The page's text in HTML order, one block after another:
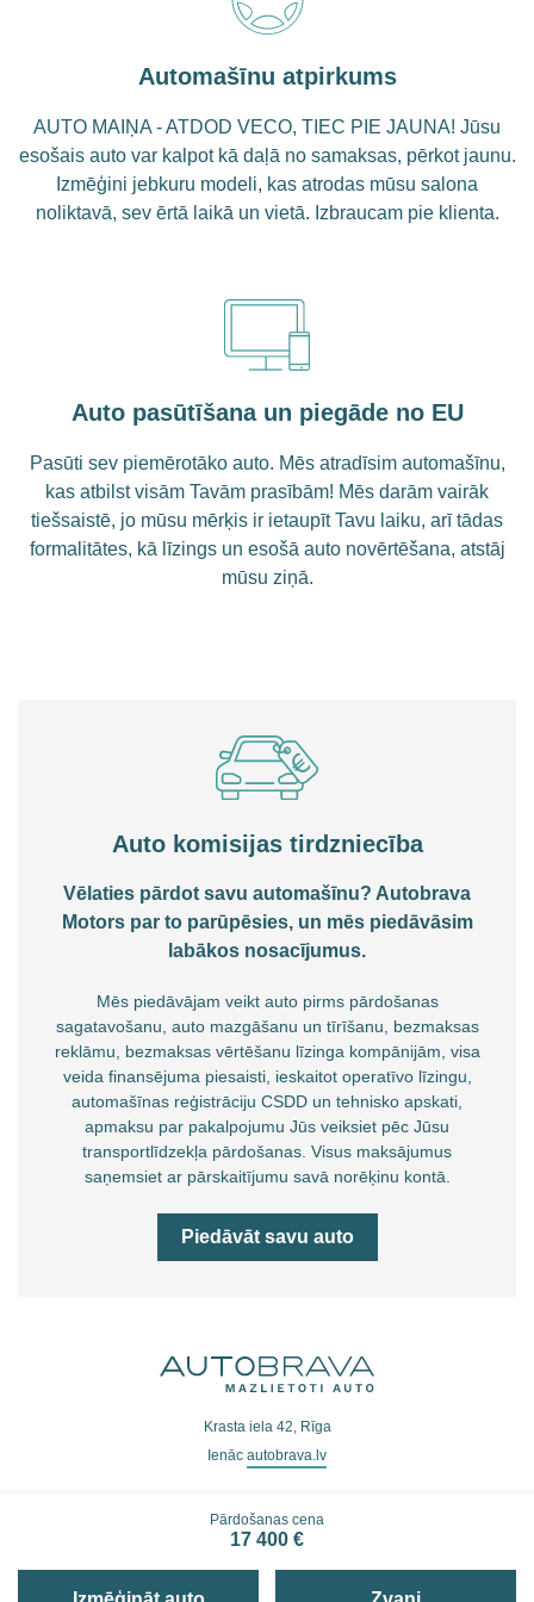
Automašīnu atpirkums
AUTO MAIŅA - ATDOD VECO, TIEC PIE JAUNA! Jūsu
esošais auto var kalpot kā daļā no samaksas, pērkot jaunu.
Izmēģini jebkuru modeli, kas atrodas mūsu salona
noliktavā, sev ērtā laikā un vietā. Izbraucam pie klienta.
Auto pasūtīšana un piegāde no EU
Pasūti sev piemērotāko auto. Mēs atradīsim automašīnu,
kas atbilst visām Tavām prasībām! Mēs darām vairāk
tiešsaistē, jo mūsu mērķis ir ietaupīt Tavu laiku, arī tādas
formalitātes, kā līzings un esošā auto novērtēšana, atstāj
mūsu ziņā.
Auto komisijas tirdzniecība
Vēlaties pārdot savu automašīnu? Autobrava
Motors par to parūpēsies, un mēs piedāvāsim
labākos nosacījumus.
Mēs piedāvājam veikt auto pirms pārdošanas
sagatavošanu, auto mazgāšanu un tīrīšanu, bezmaksas
reklāmu, bezmaksas vērtēšanu līzinga kompānijām, visa
veida finansējuma piesaisti, ieskaitot operatīvo līzingu,
automašīnas reģistrāciju CSDD un tehnisko apskati,
apmaksu par pakalpojumu Jūs veiksiet pēc Jūsu
transportlīdzekļa pārdošanas. Visus maksājumus
saņemsiet ar pārskaitījumu savā norēķinu kontā.
Piedāvāt savu auto
Krasta iela 42, Rīga
Ienāc autobrava.lv
Pārdošanas cena
17 400 €